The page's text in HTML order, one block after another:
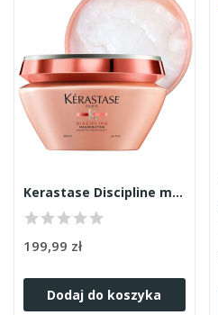
Kerastase Discipline maska 200ml
199,99 zł
Dodaj do koszyka